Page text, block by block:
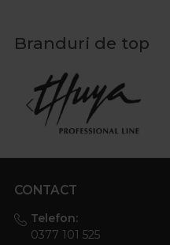
Branduri de top
CONTACT
Telefon:
0377 101 525